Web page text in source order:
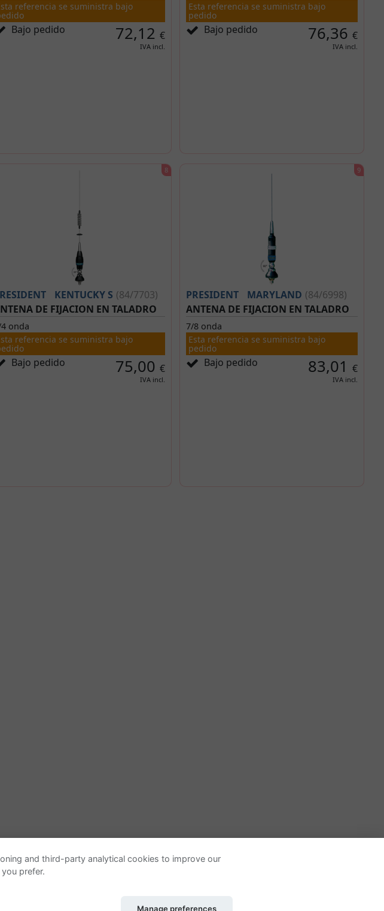
referencia se suministra bajo
Bajo pedido 72,12 €
IVA incl.
Esta referencia se suministra bajo
pedido
Bajo pedido 76,36€
IVA incl.
KENTUCKY S (84/7703)
DE FIJACION EN TALADRO
onda
referencia se suministra bajo
Bajo pedido 75,00 €
IVA incl.
PRESIDENT MARYLAND (84/6998)
ANTENA DE FIJACION EN TALADRO
7/8 onda
Esta referencia se suministra bajo
pedido
Bajo pedido 83,01€
IVA incl.
and third-party analytical cookies to improve our
prefer.
Manage preferences